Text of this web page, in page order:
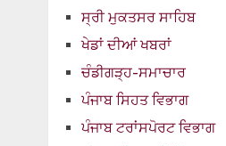
ਸ੍ਰੀ ਮੁਕਤਸਰ ਸਾਹਿਬ
ਖੇਡਾਂ ਦੀਆਂ ਖਬਰਾਂ
ਚੰਡੀਗੜ੍ਹ-ਸਮਾਚਾਰ
ਪੰਜਾਬ ਸਿਹਤ ਵਿਭਾਗ
ਪੰਜਾਬ ਟਰਾਂਸਪੋਰਟ ਵਿਭਾਗ